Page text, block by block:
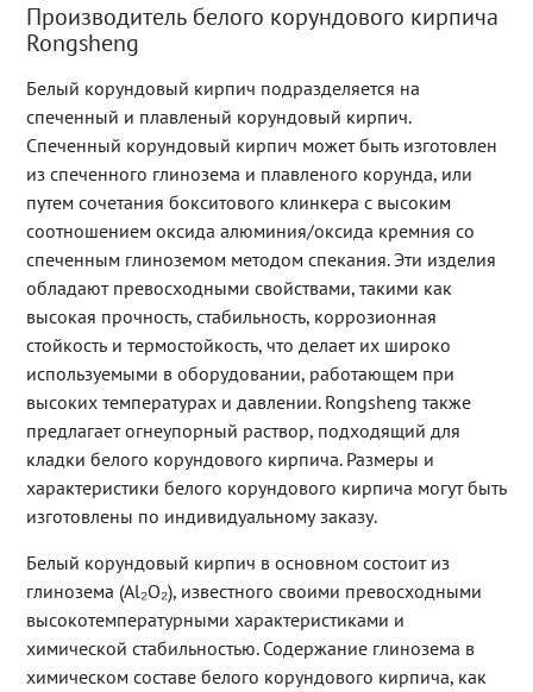
Производитель белого корундового кирпича
Rongsheng
Белый корундовый кирпич подразделяется на
спеченный и плавленый корундовый кирпич.
Спеченный корундовый кирпич может быть изготовлен
из спеченного глинозема и плавленого корунда, или
путем сочетания бокситового клинкера с высоким
соотношением оксида алюминия/оксида кремния со
спеченным глиноземом методом спекания. Эти изделия
обладают превосходными свойствами, такими как
высокая прочность, стабильность, коррозионная
стойкость и термостойкость, что делает их широко
используемыми в оборудовании, работающем при
высоких температурах и давлении. Rongsheng также
предлагает огнеупорный раствор, подходящий для
кладки белого корундового кирпича. Размеры и
характеристики белого корундового кирпича могут быть
изготовлены по индивидуальному заказу.
Белый корундовый кирпич в основном состоит из
глинозема (Al₂O₂), известного своими превосходными
высокотемпературными характеристиками и
химической стабильностью. Содержание глинозема в
химическом составе белого корундового кирпича, как